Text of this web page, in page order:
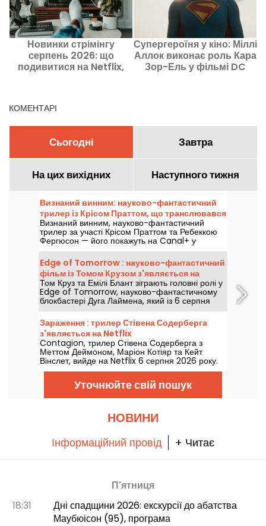
Новинки стрімінгу
серпень 2026: що
подивитися на Netflix,
Супергероїня у кіно: Міллі
Аллок виконає роль Кара
Зор-Ель у фільмі DC
КОМЕНТАРІ
Сьогодні Завтра
На цих вихідних Наступного тижня
Визнаний винним: науково-фантастичний
трилер із Крісом Праттом, що транслювався
на Canal+
Визнаний винним, науково-фантастичний
трилер за участі Крісом Праттом та Ребеккою
Фергюсон — його покажуть на Canal+ у
п’ятницю 7 серпня 2026 року о 21:06.
Edge of Tomorrow : науково-фантастичний
фільм із Томом Крузом з'являється на
Netflix
Том Круз та Емілі Блант зіграють головні ролі у
Edge of Tomorrow, науково-фантастичному
блокбастері Дуга Лаймена, який із 6 серпня
2026 року буде доступний на Netflix.
Зараження : трилер Стівена Содерберга
з'являється на Netflix
Contagion, трилер Стівена Содерберга з
Меттом Деймоном, Маріон Котіяр та Кейт
Вінслет, вийде на Netflix 6 серпня 2026 року.
Уточнюйте свій пошук
НОВИНИ
Інформаційний провід + Читає
П'ятниця
18:31
Дні спадщини 2026: екскурсії до абатства
Маубюісон (95), програма